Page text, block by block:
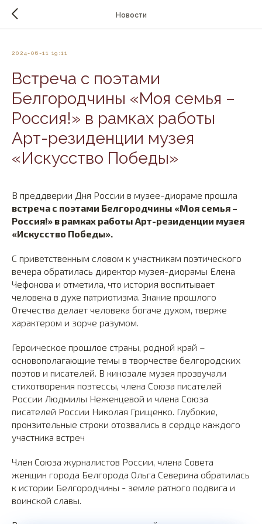
Новости
2024-06-11 19:11
Встреча с поэтами
Белгородчины «Моя семья –
Россия!» в рамках работы
Арт-резиденции музея
«Искусство Победы»
В преддверии Дня России в музее-диораме прошла
встреча с поэтами Белгородчины «Моя семья –
Россия!» в рамках работы Арт-резиденции музея
«Искусство Победы».
С приветственным словом к участникам поэтического
вечера обратилась директор музея-диорамы Елена
Чефонова и отметила, что история воспитывает
человека в духе патриотизма. Знание прошлого
Отечества делает человека богаче духом, тверже
характером и зорче разумом.
Героическое прошлое страны, родной край –
основополагающие темы в творчестве белгородских
поэтов и писателей. В кинозале музея прозвучали
стихотворения поэтессы, члена Союза писателей
России Людмилы Неженцевой и члена Союза
писателей России Николая Грищенко. Глубокие,
пронзительные строки отозвались в сердце каждого
участника встреч
Член Союза журналистов России, члена Совета
женщин города Белгорода Ольга Северина обратилась
к истории Белгородчины - земле ратного подвига и
воинской славы.